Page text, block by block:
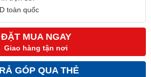
toàn quốc
ĐẶT MUA NGAY
Giao hàng tận nơi
GÓP QUA THẺ